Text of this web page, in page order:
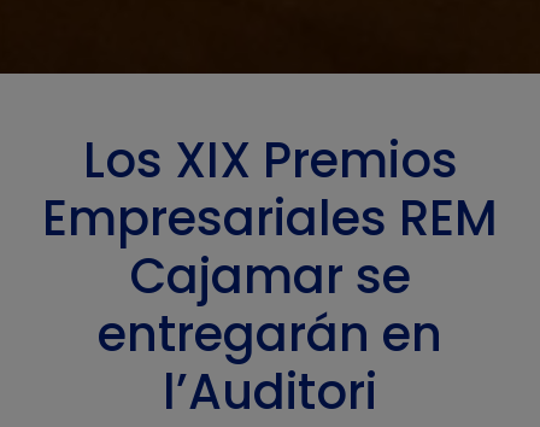
Los XIX Premios
Empresariales REM
Cajamar se
entregarán en
l’Auditori